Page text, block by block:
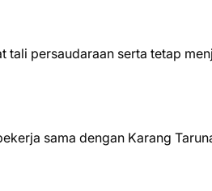
tali persaudaraan serta tetap
sama dengan Karang